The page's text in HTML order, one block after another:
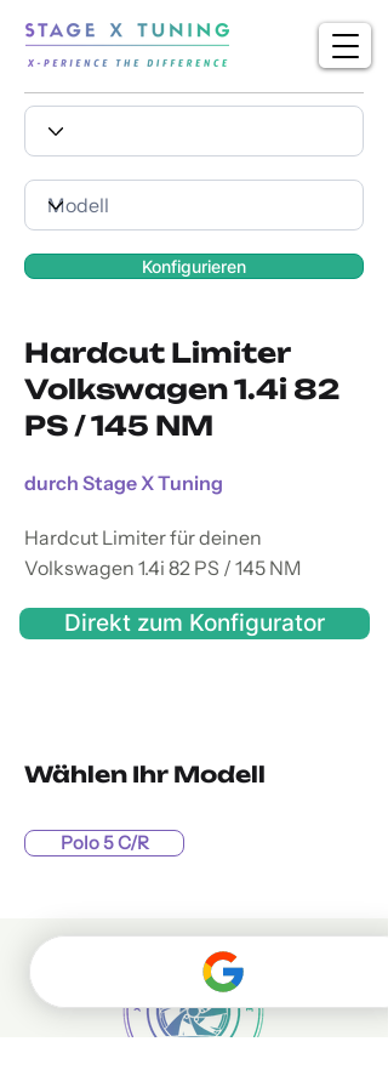
Konfigurieren
Hardcut Limiter
Volkswagen 1.4i 82
PS / 145 NM
durch Stage X Tuning
Hardcut Limiter für deinen
Volkswagen 1.4i 82 PS / 145 NM
Direkt zum Konfigurator
Wählen Ihr Modell
Polo 5 C/R